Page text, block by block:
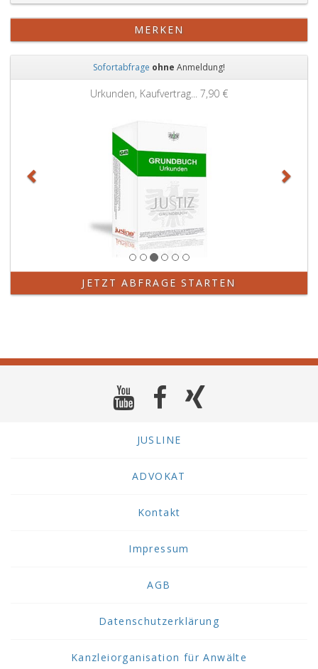
MERKEN
Sofortabfrage ohne Anmeldung!
Urkunden, Kaufvertrag... 7,90 €
JETZT ABFRAGE STARTEN
JUSLINE
ADVOKAT
Kontakt
Impressum
AGB
Datenschutzerklärung
Kanzleiorganisation für Anwälte